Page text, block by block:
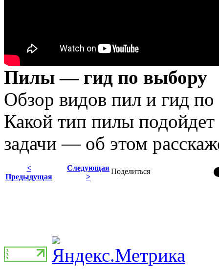
Пилы — гид по выбору
Обзор видов пил и гид
Какой тип пилы
задачи — об этом
Поделиться
<
Предыдущая
Следующая
>